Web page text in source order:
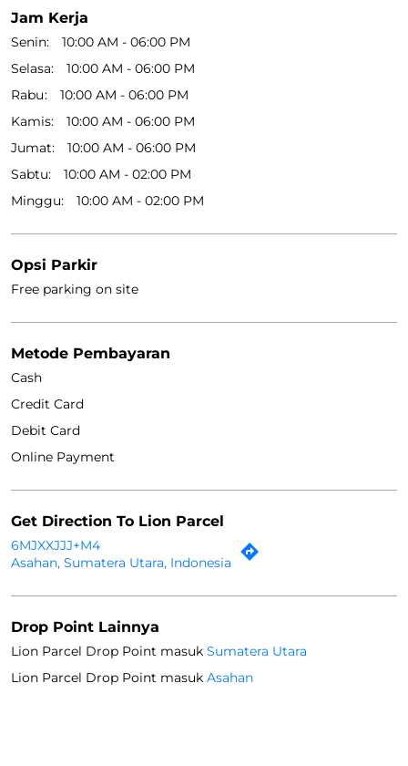
Jam Kerja
Senin
10:00 AM - 06:00 PM
Selasa
10:00 AM - 06:00 PM
Rabu
10:00 AM - 06:00 PM
Kamis
10:00 AM - 06:00 PM
Jumat
10:00 AM - 06:00 PM
Sabtu
10:00 AM - 02:00 PM
Minggu
10:00 AM - 02:00 PM
Opsi Parkir
Free parking on site
Metode Pembayaran
Cash
Credit Card
Debit Card
Online Payment
Get Direction To Lion Parcel
6MJXXJJJ+M4
Asahan, Sumatera Utara, Indonesia
Drop Point Lainnya
Lion Parcel Drop Point masuk Sumatera Utara
Lion Parcel Drop Point masuk Asahan